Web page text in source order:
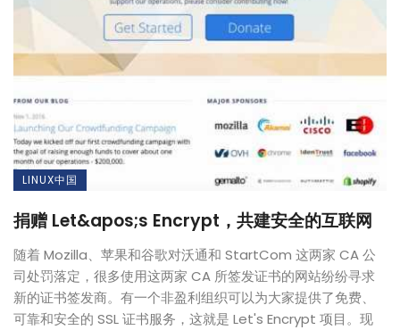
LINUX中国
捐赠 Let&apos;s Encrypt，共建安全的互联网
随着 Mozilla、苹果和谷歌对沃通和 StartCom 这两家 CA 公
司处罚落定，很多使用这两家 CA 所签发证书的网站纷纷寻求
新的证书签发商。有一个非盈利组织可以为大家提供了免费、
可靠和安全的 SSL 证书服务，这就是 Let's Encrypt 项目。现